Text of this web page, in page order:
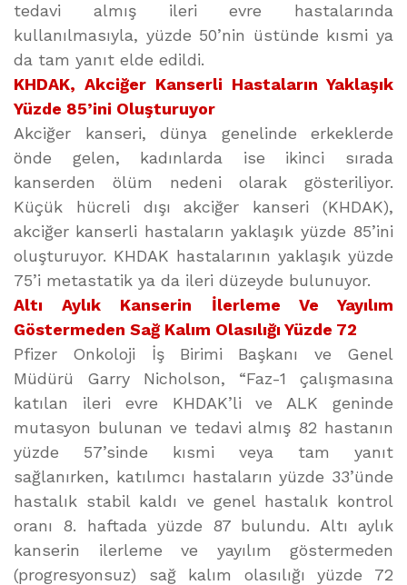
tedavi almış ileri evre hastalarında
kullanılmasıyla, yüzde 50’nin üstünde kısmi ya
da tam yanıt elde edildi.
KHDAK, Akciğer Kanserli Hastaların Yaklaşık
Yüzde 85’ini Oluşturuyor
Akciğer kanseri, dünya genelinde erkeklerde
önde gelen, kadınlarda ise ikinci sırada
kanserden ölüm nedeni olarak gösteriliyor.
Küçük hücreli dışı akciğer kanseri (KHDAK),
akciğer kanserli hastaların yaklaşık yüzde 85’ini
oluşturuyor. KHDAK hastalarının yaklaşık yüzde
75’i metastatik ya da ileri düzeyde bulunuyor.
Altı Aylık Kanserin İlerleme Ve Yayılım
Göstermeden Sağ Kalım Olasılığı Yüzde 72
Pfizer Onkoloji İş Birimi Başkanı ve Genel
Müdürü Garry Nicholson, “Faz-1 çalışmasına
katılan ileri evre KHDAK’li ve ALK geninde
mutasyon bulunan ve tedavi almış 82 hastanın
yüzde 57’sinde kısmi veya tam yanıt
sağlanırken, katılımcı hastaların yüzde 33’ünde
hastalık stabil kaldı ve genel hastalık kontrol
oranı 8. haftada yüzde 87 bulundu. Altı aylık
kanserin ilerleme ve yayılım göstermeden
(progresyonsuz) sağ kalım olasılığı yüzde 72